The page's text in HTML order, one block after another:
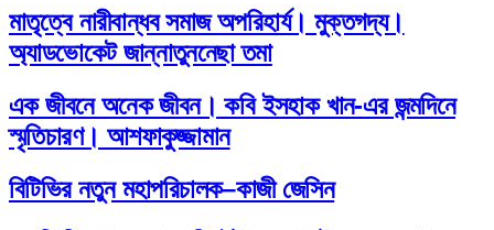
মাতৃত্বে নারীবান্ধব সমাজ অপরিহার্য। মুক্তগদ্য।
অ্যাডভোকেট জান্নাতুননেছা তমা
এক জীবনে অনেক জীবন। কবি ইসহাক খান-এর জন্মদিনে
স্মৃতিচারণ। আশফাকুজ্জামান
বিটিভির নতুন মহাপরিচালক–কাজী জেসিন